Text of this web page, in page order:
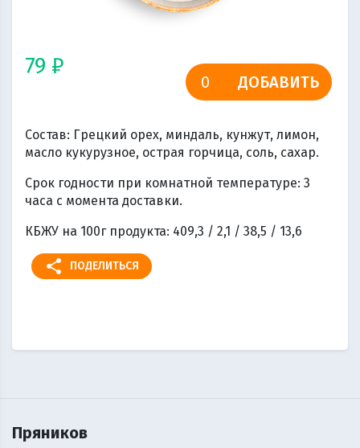
79 ₽
ДОБАВИТЬ
Состав: Грецкий орех, миндаль, кунжут, лимон,
масло кукурузное, острая горчица, соль, сахар.
Срок годности при комнатной температуре: 3
часа с момента доставки.
КБЖУ на 100г продукта: 409,3 / 2,1 / 38,5 / 13,6
share ПОДЕЛИТЬСЯ
Пряников